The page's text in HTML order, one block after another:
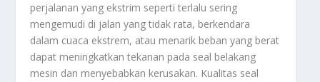
perjalanan yang ekstrim seperti terlalu sering
mengemudi di jalan yang tidak rata, berkendara
dalam cuaca ekstrem, atau menarik beban yang berat
dapat meningkatkan tekanan pada seal belakang
mesin dan menyebabkan kerusakan. Kualitas seal